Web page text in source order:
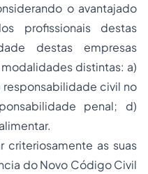
o avantajado
profissionais destas
destas empresas
distintas: a)
responsabilidade civil no
penal; d)
as suas
do Novo Código Civil